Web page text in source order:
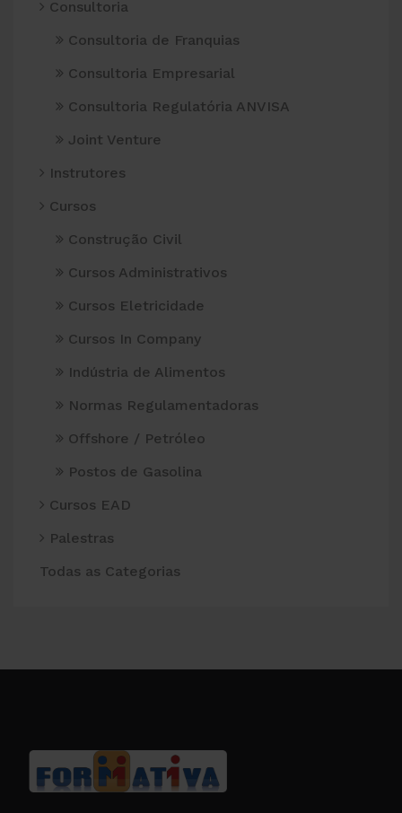
Consultoria
Consultoria de Franquias
Consultoria Empresarial
Consultoria Regulatória ANVISA
Joint Venture
Instrutores
Cursos
Construção Civil
Cursos Administrativos
Cursos Eletricidade
Cursos In Company
Indústria de Alimentos
Normas Regulamentadoras
Offshore / Petróleo
Postos de Gasolina
Cursos EAD
Palestras
Todas as Categorias